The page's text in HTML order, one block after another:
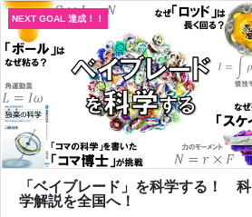
「ベイブレード」を科学する！ 科
学解説を全国へ！